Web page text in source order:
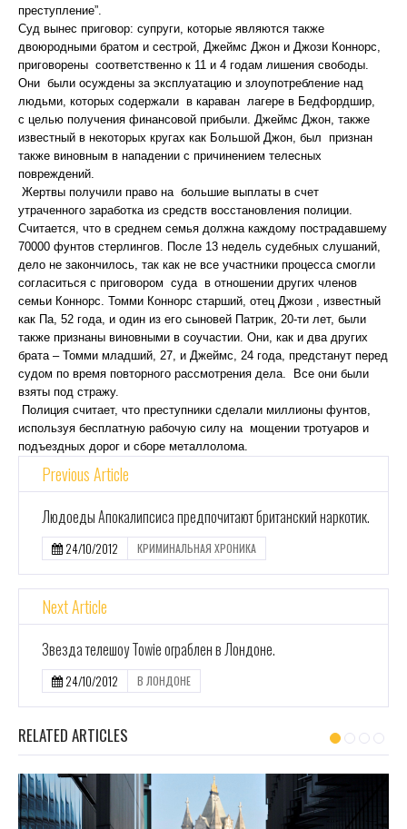
преступление”.
Суд вынес приговор: супруги, которые являются также
двоюродными братом и сестрой, Джеймс Джон и Джози Коннорс,
приговорены соответственно к 11 и 4 годам лишения свободы.
Они были осуждены за эксплуатацию и злоупотребление над
людьми, которых содержали в караван лагере в Бедфордшир,
с целью получения финансовой прибыли. Джеймс Джон, также
известный в некоторых кругах как Большой Джон, был признан
также виновным в нападении с причинением телесных
повреждений.
Жертвы получили право на большие выплаты в счет
утраченного заработка из средств восстановления полиции.
Считается, что в среднем семья должна каждому пострадавшему
70000 фунтов стерлингов. После 13 недель судебных слушаний,
дело не закончилось, так как не все участники процесса смогли
согласиться с приговором суда в отношении других членов
семьи Коннорс. Томми Коннорс старший, отец Джози , известный
как Па, 52 года, и один из его сыновей Патрик, 20-ти лет, были
также признаны виновными в соучастии. Они, как и два других
брата – Томми младший, 27, и Джеймс, 24 года, предстанут перед
судом по время повторного рассмотрения дела. Все они были
взяты под стражу.
Полиция считает, что преступники сделали миллионы фунтов,
используя бесплатную рабочую силу на мощении тротуаров и
подъездных дорог и сборе металлолома.
Previous Article
Людоеды Апокалипсиса предпочитают британский наркотик.
24/10/2012 КРИМИНАЛЬНАЯ ХРОНИКА
Next Article
Звезда телешоу Towie ограблен в Лондоне.
24/10/2012 В ЛОНДОНЕ
RELATED ARTICLES